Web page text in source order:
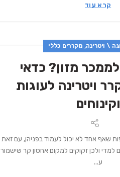
קרא עוד
\ ויטרינה, מקררים כללי
מזון? כדאי
ויטרינה לעוגות
וקינוחים
שאף אחד לא יכול לעמוד בפניהן, עם זאת
למדי ולכן זקוקים למקום אחסון קר שישמור
ע...